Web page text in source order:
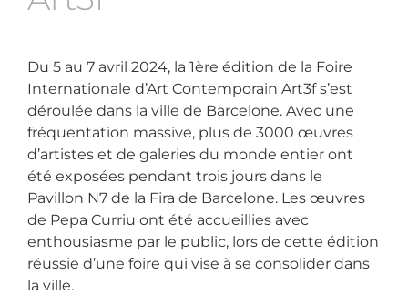
Du 5 au 7 avril 2024, la 1ère édition de la Foire
Internationale d’Art Contemporain Art3f s’est
déroulée dans la ville de Barcelone. Avec une
fréquentation massive, plus de 3000 œuvres
d’artistes et de galeries du monde entier ont
été exposées pendant trois jours dans le
Pavillon N7 de la Fira de Barcelone. Les œuvres
de Pepa Curriu ont été accueillies avec
enthousiasme par le public, lors de cette édition
réussie d’une foire qui vise à se consolider dans
la ville.